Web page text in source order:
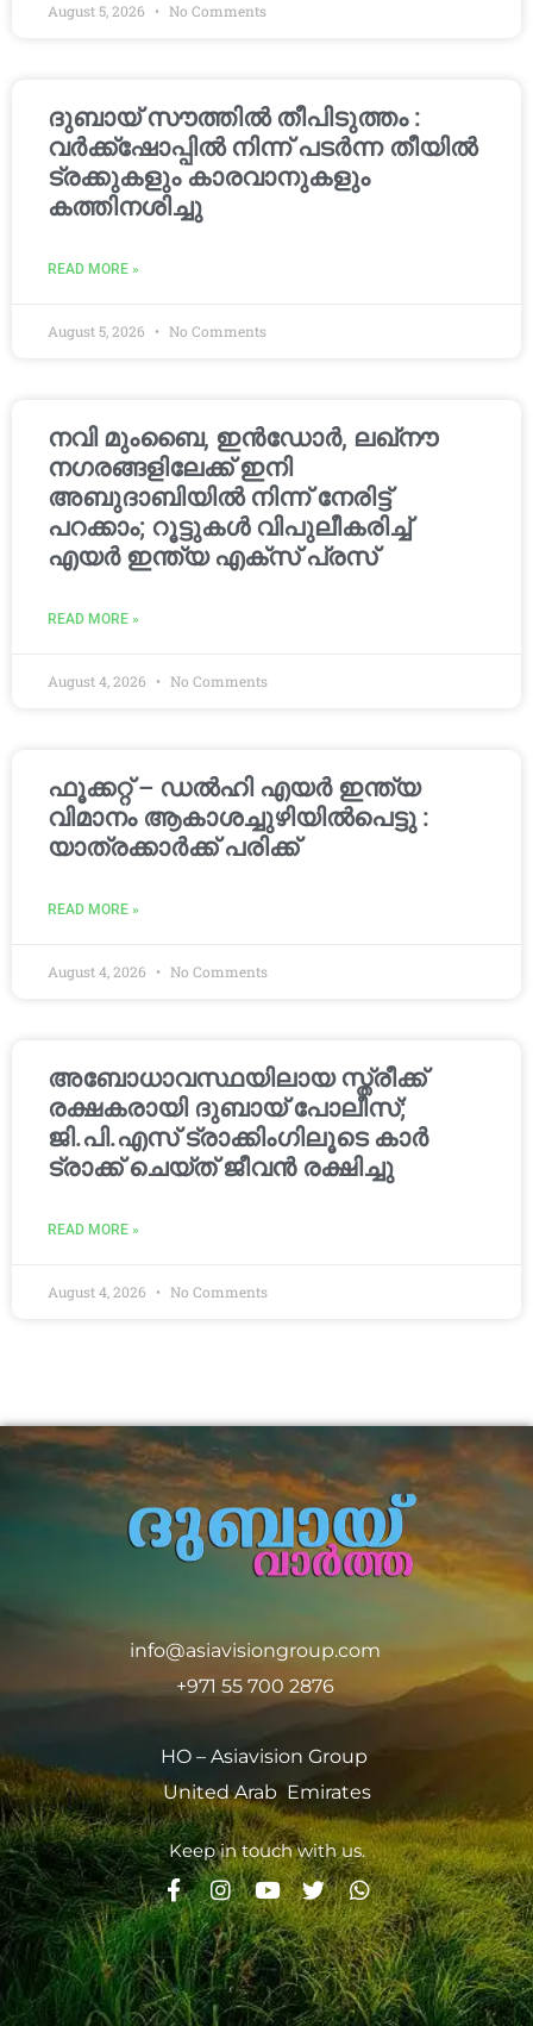
August 5, 2026 No Comments
ദുബായ് സൗത്തിൽ തീപിടുത്തം :
വർക്ക്‌ഷോപ്പിൽ നിന്ന് പടർന്ന തീയിൽ
ട്രക്കുകളും കാരവാനുകളും
കത്തിനശിച്ചു
READ MORE »
August 5, 2026 No Comments
നവി മുംബൈ, ഇൻഡോർ, ലഖ്നൗ
നഗരങ്ങളിലേക്ക് ഇനി
അബുദാബിയിൽ നിന്ന് നേരിട്ട്
പറക്കാം; റൂട്ടുകൾ വിപുലീകരിച്ച്
എയർ ഇന്ത്യ എക്സ് പ്രസ്
READ MORE »
August 4, 2026 No Comments
ഫൂക്കറ്റ് – ഡൽഹി എയര്‍ ഇന്ത്യ
വിമാനം ആകാശച്ചുഴിയില്‍പെട്ടു :
യാത്രക്കാര്‍ക്ക് പരിക്ക്
READ MORE »
August 4, 2026 No Comments
അബോധാവസ്ഥയിലായ സ്ത്രീക്ക്
രക്ഷകരായി ദുബായ് പോലീസ്;
ജി.പി.എസ് ട്രാക്കിംഗിലൂടെ കാർ
ട്രാക്ക് ചെയ്ത് ജീവൻ രക്ഷിച്ചു
READ MORE »
August 4, 2026 No Comments
info@asiavisiongroup.com
+971 55 700 2876
HO – Asiavision Group
United Arab Emirates
Keep in touch with us.